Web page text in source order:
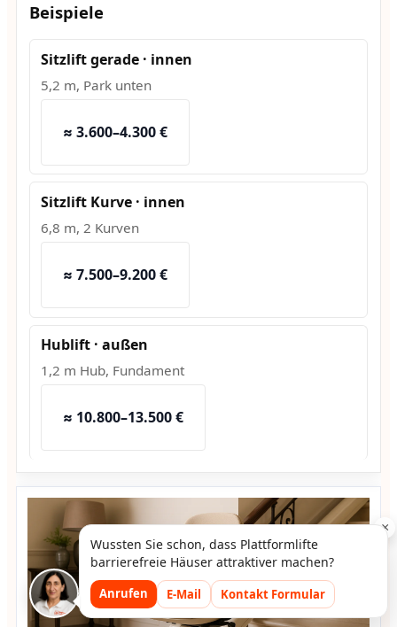
Beispiele
Sitzlift gerade · innen
5,2 m, Park unten
≈ 3.600–4.300 €
Sitzlift Kurve · innen
6,8 m, 2 Kurven
≈ 7.500–9.200 €
Hublift · außen
1,2 m Hub, Fundament
≈ 10.800–13.500 €
×
Wussten Sie schon, dass Plattformlifte
barrierefreie Häuser attraktiver machen?
Anrufen E-Mail Kontakt Formular